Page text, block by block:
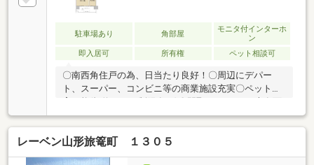
駐車場あり 角部屋
モニタ付インターホ
ン
即入居可
所有権 ペット相談可
〇南西角住戸の為、日当たり良好！〇周辺にデパー
ト、スーパー、コンビニ等の商業施設充実〇ペット飼
積：73.49㎡〇セカンドハウス利用の為、室内の状態は
良好です。〇リビングダイニングの天井高2.5ｍ〇収納
スペース充実(リビングに納戸有り)〇エアコン2台付
き！
レーベン山形旅篭町 １３０５